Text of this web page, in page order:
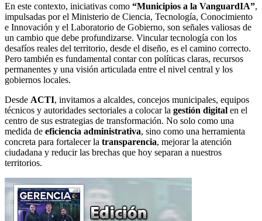
En este contexto, iniciativas como “Municipios a la VanguardIA”,
impulsadas por el Ministerio de Ciencia, Tecnología, Conocimiento
e Innovación y el Laboratorio de Gobierno, son señales valiosas de
un cambio que debe profundizarse. Vincular tecnología con los
desafíos reales del territorio, desde el diseño, es el camino correcto.
Pero también es fundamental contar con políticas claras, recursos
permanentes y una visión articulada entre el nivel central y los
gobiernos locales.
Desde ACTI, invitamos a alcaldes, concejos municipales, equipos
técnicos y autoridades sectoriales a colocar la gestión digital en el
centro de sus estrategias de transformación. No solo como una
medida de eficiencia administrativa, sino como una herramienta
concreta para fortalecer la transparencia, mejorar la atención
ciudadana y reducir las brechas que hoy separan a nuestros
territorios.